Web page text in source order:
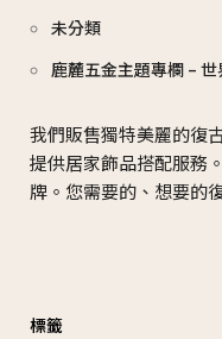
未分類
鹿麓五金主題專欄 –
我們販售獨特美麗的復
提供居家飾品搭配服務
牌。您需要的、想要的
標籤